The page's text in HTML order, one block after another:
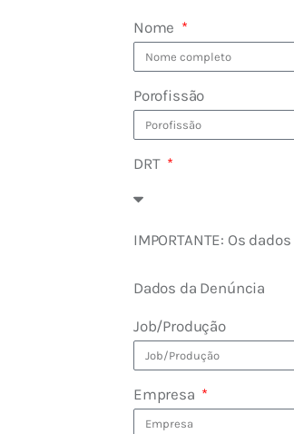
Nome
Porofissão
DRT
IMPORTANTE: Os
Dados da Denúncia
Job/Produção
Empresa